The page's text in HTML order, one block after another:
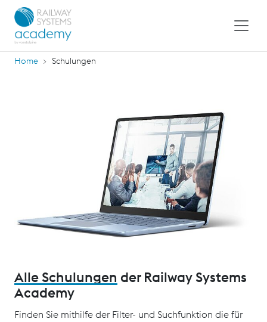
Home Schulungen
Alle Schulungen der Railway Systems
Academy
Finden Sie mithilfe der Filter- und Suchfunktion die für